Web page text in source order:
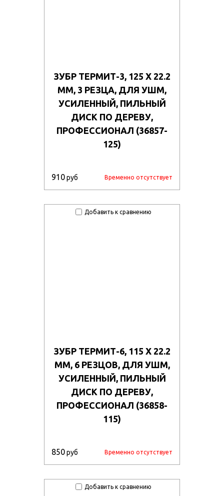
ЗУБР ТЕРМИТ-3, 125 Х 22.2
ММ, 3 РЕЗЦА, ДЛЯ УШМ,
УСИЛЕННЫЙ, ПИЛЬНЫЙ
ДИСК ПО ДЕРЕВУ,
ПРОФЕССИОНАЛ (36857-
125)
910руб Временно отсутствует
Добавить к сравнению
ЗУБР ТЕРМИТ-6, 115 Х 22.2
ММ, 6 РЕЗЦОВ, ДЛЯ УШМ,
УСИЛЕННЫЙ, ПИЛЬНЫЙ
ДИСК ПО ДЕРЕВУ,
ПРОФЕССИОНАЛ (36858-
115)
850руб Временно отсутствует
Добавить к сравнению